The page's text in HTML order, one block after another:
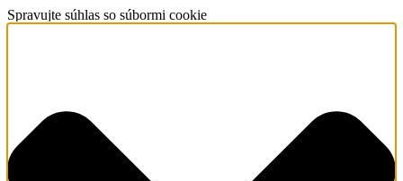
Spravujte súhlas so súbormi cookie